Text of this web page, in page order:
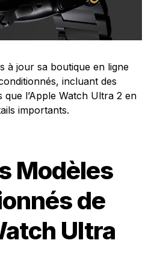
à jour sa boutique en ligne
incluant des
que l’Apple Watch Ultra 2 en
importants.
Modèles
de
Ultra